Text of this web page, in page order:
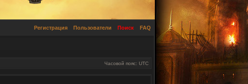
FAQ
Поиск
Пользователи
Регистрация
Часовой пояс: UTC